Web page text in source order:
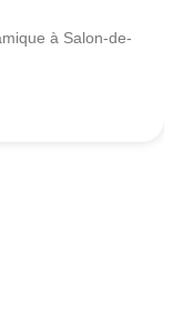
à Salon-de-